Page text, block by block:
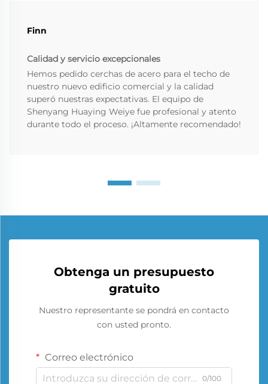
Finn
Calidad y servicio excepcionales
Hemos pedido cerchas de acero para el techo de
nuestro nuevo edificio comercial y la calidad
superó nuestras expectativas. El equipo de
Shenyang Huaying Weiye fue profesional y atento
durante todo el proceso. ¡Altamente recomendado!
Obtenga un presupuesto
gratuito
Nuestro representante se pondrá en contacto
con usted pronto.
Correo electrónico
0/100